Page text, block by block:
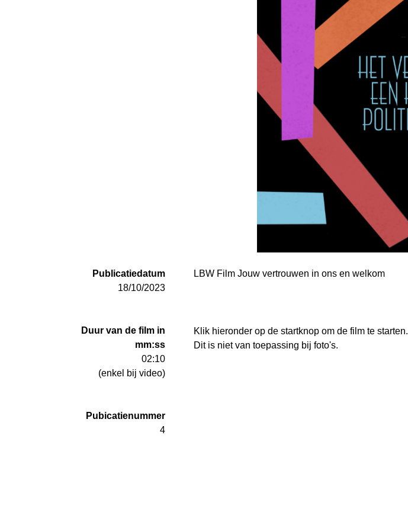
Publicatiedatum
18/10/2023
Duur van de film in
mm:ss
02:10
(enkel bij video)
Pubicatienummer
4
LBW Film Jouw vertrouwen in ons en welkom
Klik hieronder op de startknop om de film te starten.
Dit is niet van toepassing bij foto's.